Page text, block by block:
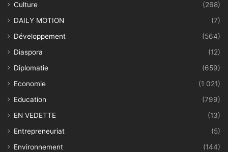
Culture
(268)
DAILY MOTION
(7)
Développement
(564)
Diaspora
(12)
Diplomatie
(659)
Economie
(1 021)
Education
(799)
EN VEDETTE
(13)
Entrepreneuriat
(5)
Environnement
(144)